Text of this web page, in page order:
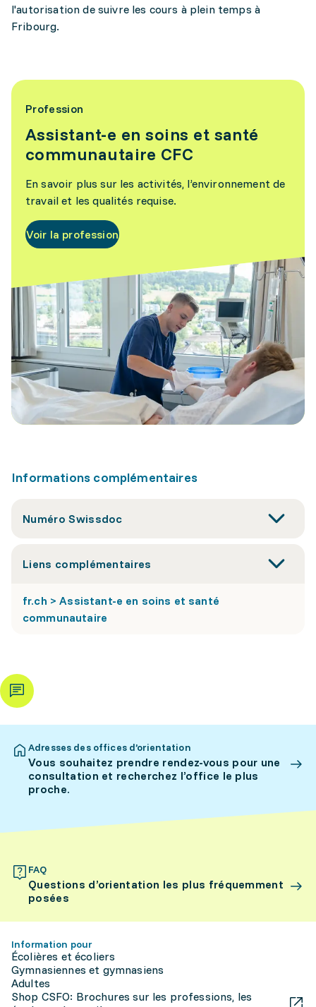
l'autorisation de suivre les cours à plein temps à
Fribourg.
Profession
Assistant-e en soins et santé
communautaire CFC
En savoir plus sur les activités, l’environnement de
travail et les qualités requise.
Voir la profession
Informations complémentaires
Numéro Swissdoc
Liens complémentaires
fr.ch > Assistant-e en soins et santé
communautaire
Adresses des offices d’orientation
Vous souhaitez prendre rendez-vous pour une
consultation et recherchez l’office le plus
proche.
FAQ
Questions d’orientation les plus fréquemment
posées
Information pour
Écolières et écoliers
Gymnasiennes et gymnasiens
Adultes
Shop CSFO: Brochures sur les professions, les